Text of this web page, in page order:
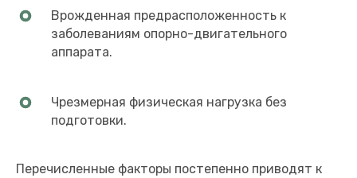
Врожденная предрасположенность к
заболеваниям опорно-двигательного
аппарата.
Чрезмерная физическая нагрузка без
подготовки.
Перечисленные факторы постепенно приводят к